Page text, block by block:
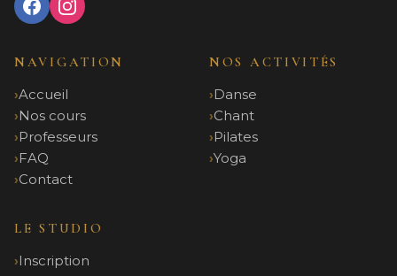
NAVIGATION
Accueil
Nos cours
Professeurs
FAQ
Contact
NOS ACTIVITÉS
Danse
Chant
Pilates
Yoga
LE STUDIO
Inscription